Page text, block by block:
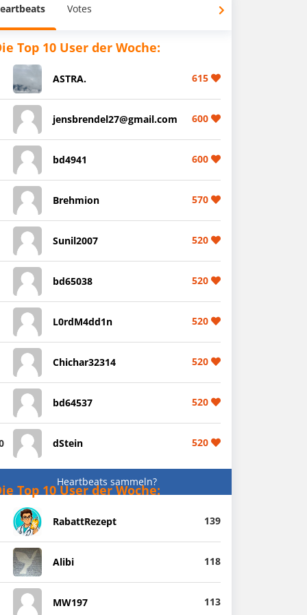
Votes
Top 10 User der Woche:
ASTRA. 615
jensbrendel27@gmail.com 600
bd4941 600
Brehmion 570
Sunil2007 520
bd65038 520
L0rdM4dd1n 520
Chichar32314 520
bd64537 520
dStein 520
Heartbeats sammeln?
Top 10 User der Woche:
RabattRezept 139
Alibi 118
MW197 113